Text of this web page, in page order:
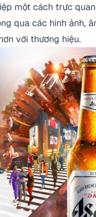
một cách trực
qua các hình ảnh,
với thương hiệu.